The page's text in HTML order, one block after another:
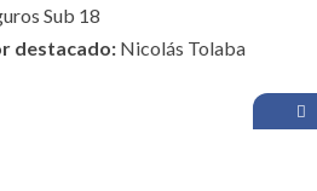
Sub 18
destacado: Nicolás Tolaba